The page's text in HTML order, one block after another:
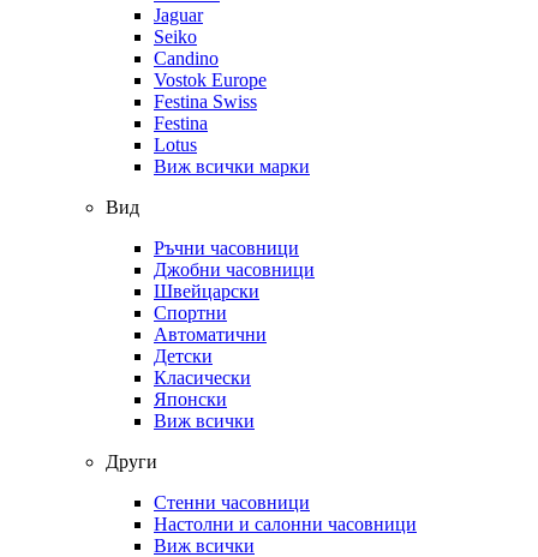
Jaguar
Seiko
Candino
Vostok Europe
Festina Swiss
Festina
Lotus
Виж всички марки
Вид
Ръчни часовници
Джобни часовници
Швейцарски
Спортни
Автоматични
Детски
Класически
Японски
Виж всички
Други
Стенни часовници
Настолни и салонни часовници
Виж всички